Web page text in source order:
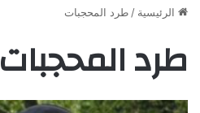
الرئيسية / طرد المحجبات
طرد المحجبات